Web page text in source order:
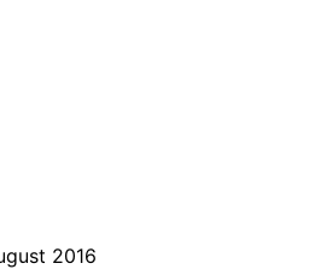
2016